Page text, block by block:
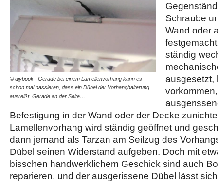
© diybook | Gerade bei einem Lamellenvorhang kann es
schon mal passieren, dass ein Dübel der Vorhanghalterung
ausreißt. Gerade an der Seite…
Schraube
Wand oder
ständig
ausgesetzt,
Befestigung in der Wand oder der Decke
Lamellenvorhang wird ständig geöffnet und
dann jemand als Tarzan am Seilzug des
Dübel seinen Widerstand aufgeben. Doch mit
bisschen handwerklichem Geschick sind auch
reparieren, und der ausgerissene Dübel lässt